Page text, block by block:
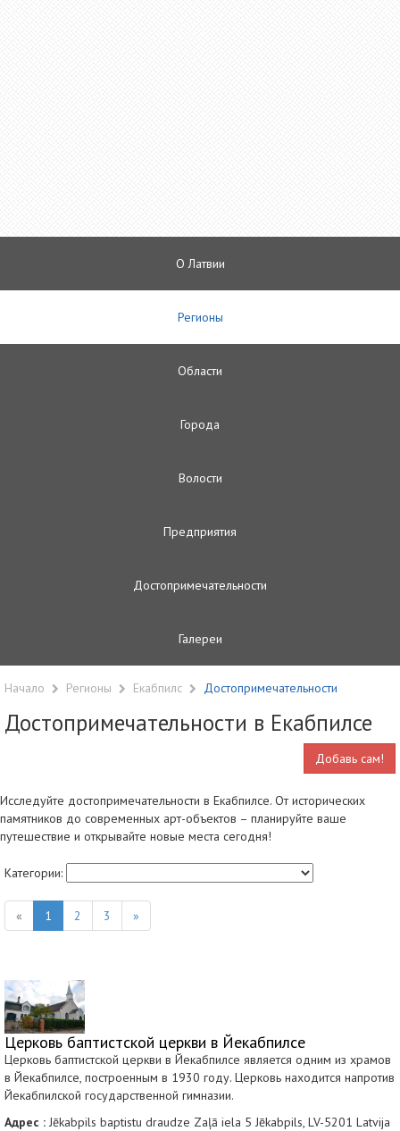
О Латвии
Регионы
Oбласти
Городa
Волости
Предприятия
Достопримечательности
Галереи
Начало Регионы Екабпилс Достопримечательности
Достопримечательности в Екабпилсе
Добавь сам!
Исследуйте достопримечательности в Екабпилсе. От исторических
памятников до современных арт-объектов – планируйте ваше
путешествие и открывайте новые места сегодня!
Категории:
« 1 2 3 »
Церковь баптистской церкви в Йекабпилсе
Церковь баптистской церкви в Йекабпилсе является одним из храмов
в Йекабпилсе, построенным в 1930 году. Церковь находится напротив
Йекабпилской государственной гимназии.
Адрес : Jēkabpils baptistu draudze Zaļā iela 5 Jēkabpils, LV-5201 Latvija